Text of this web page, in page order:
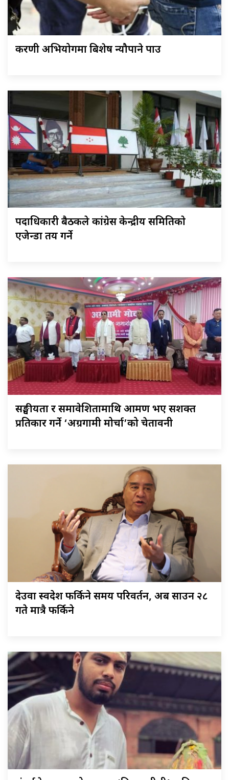
करणी अभियोगमा बिशेष न्यौपाने पक्राउ
पदाधिकारी बैठकले कांग्रेस केन्द्रीय समितिकाे
एजेन्डा तय गर्ने
सङ्घीयता र समावेशितामाथि आक्रमण भए सशक्त
प्रतिकार गर्ने ‘अग्रगामी मोर्चा’को चेतावनी
देउवा स्वदेश फर्किने समय परिवर्तन, अब साउन २८
गते मात्रै फर्किने